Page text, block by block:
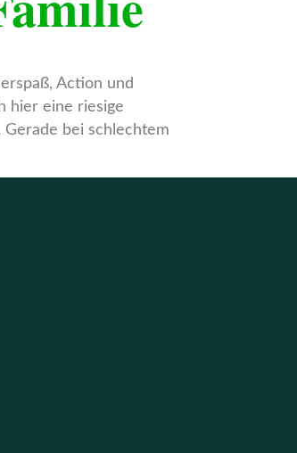
Action und
hier eine riesige
bei schlechtem